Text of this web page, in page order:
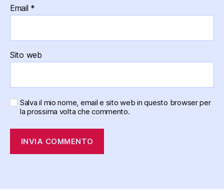
Email *
Sito web
Salva il mio nome, email e sito web in questo browser per
la prossima volta che commento.